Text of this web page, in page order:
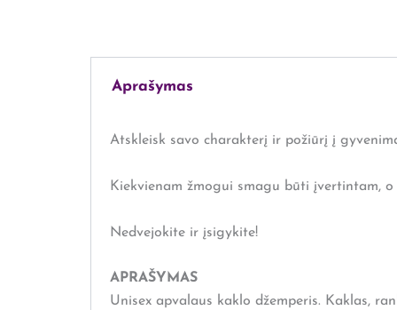
Aprašymas
Atskleisk savo charakterį ir požiūrį į
Kiekvienam žmogui smagu būti įvertintam,
Nedvejokite ir įsigykite!
APRAŠYMAS
Unisex apvalaus kaklo džemperis. Kaklas,